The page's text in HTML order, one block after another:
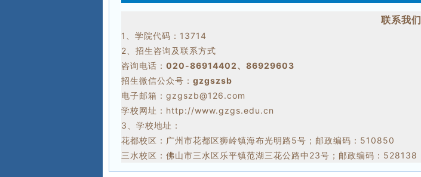
联系我们
1、学院代码：13714
2、招生咨询及联系方式
咨询电话： 020-86914402、86929603
招生微信公众号： gzgszsb
电子邮箱：gzgszb@126.com
学校网址：http://www.gzgs.edu.cn
3、学校地址：
花都校区：广州市花都区狮岭镇海布光明路5号；邮政编码：510850
三水校区：佛山市三水区乐平镇范湖三花公路中23号；邮政编码：528138